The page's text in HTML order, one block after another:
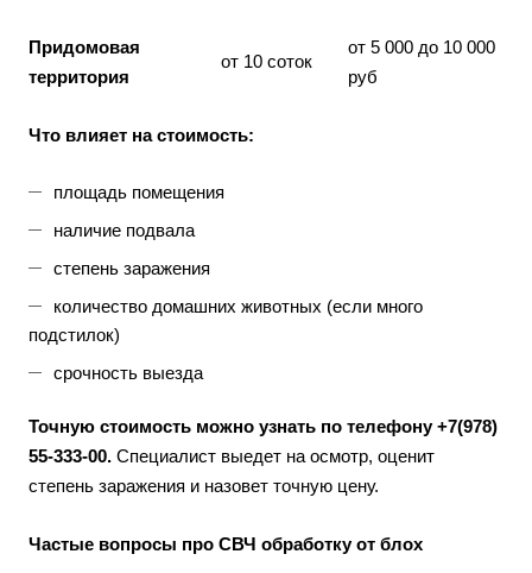
Придомовая
территория
от 10 соток
от 5 000 до 10 000
руб
Что влияет на стоимость:
площадь помещения
наличие подвала
степень заражения
количество домашних животных (если много
подстилок)
срочность выезда
Точную стоимость можно узнать по телефону +7(978)
55-333-00. Специалист выедет на осмотр, оценит
степень заражения и назовет точную цену.
Частые вопросы про СВЧ обработку от блох